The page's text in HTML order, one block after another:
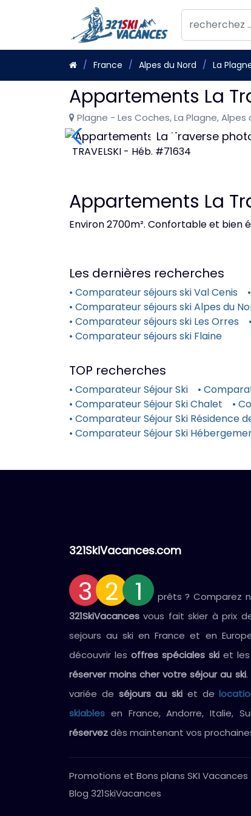
France Alpes du Nord La
Appartements La
Plagne - Les Coches, La Plagne, Alpes
TRAVELSKI - Héb. #71634
Appartements La
Environ 2700m². Confortable et bien
Les dernières recherches
• Comparateur séjours ski Val Cenis
• Comparateur séjours ski Alpes du
• Comparateur séjours ski Les Orres
• Comparateur séjours ski Flaine
TOP recherches
• Comparateur Séjour Ski •
• Comparateur Séjour Ski Chalet
•
• Comparateur Séjour Ski Résidence
• Comparateur Séjour Ski
321SkiVacances.com
3 2 1
prêts ? Comparez
321SkiVacances vous fait skier à prix
sejours au ski en France et en
découvrir lesoffres spéciales ski et les
réserver moins cher votre séjour au ski.
variée de séjours au ski et de
skiables en France, Andorre, Italie,
réservezdès maintenant vos
Promotions et Bons plans SKI Vacances
Blog 321SkiVacances